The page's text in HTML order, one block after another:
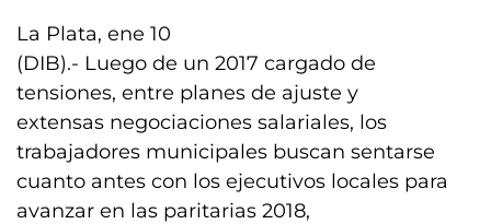
La Plata, ene 10
(DIB).- Luego de un 2017 cargado de
tensiones, entre planes de ajuste y
extensas negociaciones salariales, los
trabajadores municipales buscan sentarse
cuanto antes con los ejecutivos locales para
avanzar en las paritarias 2018,